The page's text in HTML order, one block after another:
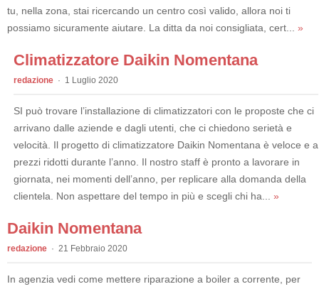
tu, nella zona, stai ricercando un centro così valido, allora noi ti
possiamo sicuramente aiutare. La ditta da noi consigliata, cert... »
Climatizzatore Daikin Nomentana
redazione 1 Luglio 2020
SI può trovare l’installazione di climatizzatori con le proposte che ci
arrivano dalle aziende e dagli utenti, che ci chiedono serietà e
velocità. Il progetto di climatizzatore Daikin Nomentana è veloce e a
prezzi ridotti durante l’anno. Il nostro staff è pronto a lavorare in
giornata, nei momenti dell’anno, per replicare alla domanda della
clientela. Non aspettare del tempo in più e scegli chi ha... »
Daikin Nomentana
redazione 21 Febbraio 2020
In agenzia vedi come mettere riparazione a boiler a corrente, per